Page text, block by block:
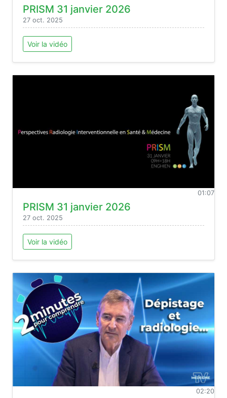
PRISM 31 janvier 2026
27 oct. 2025
Voir la vidéo
01:07
PRISM 31 janvier 2026
27 oct. 2025
Voir la vidéo
02:20